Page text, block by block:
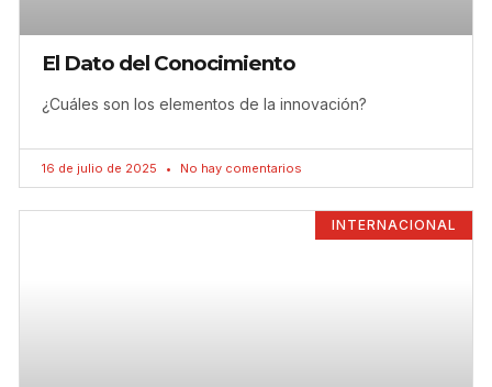
El Dato del Conocimiento
¿Cuáles son los elementos de la innovación?
16 de julio de 2025 No hay comentarios
INTERNACIONAL